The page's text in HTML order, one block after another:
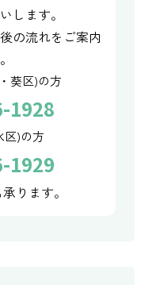
します。
の流れをご案内
葵区)の方
1928
区)の方
1929
ります。